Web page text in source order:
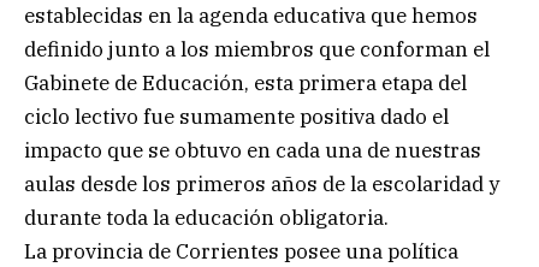
establecidas en la agenda educativa que hemos
definido junto a los miembros que conforman el
Gabinete de Educación, esta primera etapa del
ciclo lectivo fue sumamente positiva dado el
impacto que se obtuvo en cada una de nuestras
aulas desde los primeros años de la escolaridad y
durante toda la educación obligatoria.
La provincia de Corrientes posee una política